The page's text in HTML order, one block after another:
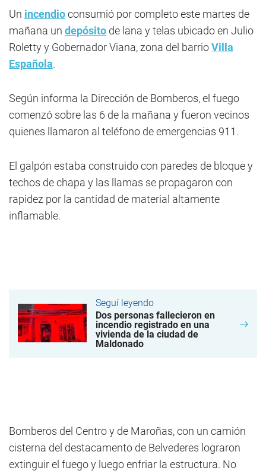
Un incendioconsumió por completo este martes de
mañana un depósito de lana y telas ubicado en Julio
Roletty y Gobernador Viana, zona del barrioVilla
Española.
Según informa la Dirección de Bomberos, el fuego
comenzó sobre las 6 de la mañana y fueron vecinos
quienes llamaron al teléfono de emergencias 911.
El galpón estaba construido con paredes de bloque y
techos de chapa y las llamas se propagaron con
rapidez por la cantidad de material altamente
inflamable.
Seguí leyendo
Dos personas fallecieron en
incendio registrado en una
vivienda de la ciudad de
Maldonado
Bomberos del Centro y de Maroñas, con un camión
cisterna del destacamento de Belvederes lograron
extinguir el fuego y luego enfriar la estructura. No